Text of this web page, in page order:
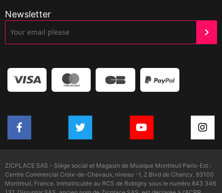
Newsletter
ZICPLACE SAS - Siège social et Magasin de Musique Montreuil Paris-Est :
Centre Commercial Croix-de-Chavaux, niveau -1, 2 Blvd de Chanzy, 93100
Montreuil, France. Immatriculée au RCS de Bobigny sous le numéro 843 346